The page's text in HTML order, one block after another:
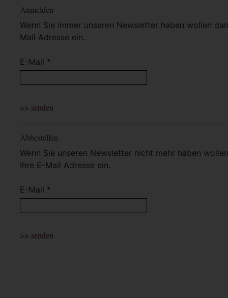
Anmelden
Wenn Sie immer unseren Newsletter haben wollen
Mail Adresse ein.
E-Mail *
Abbestellen
Wenn Sie unseren Newsletter nicht mehr haben
Ihre E-Mail Adresse ein.
E-Mail *